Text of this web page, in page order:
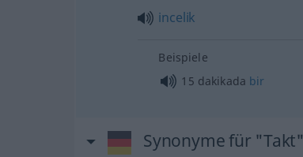
incelik
Beispiele
15 dakikada bir
Synonyme für "Takt"